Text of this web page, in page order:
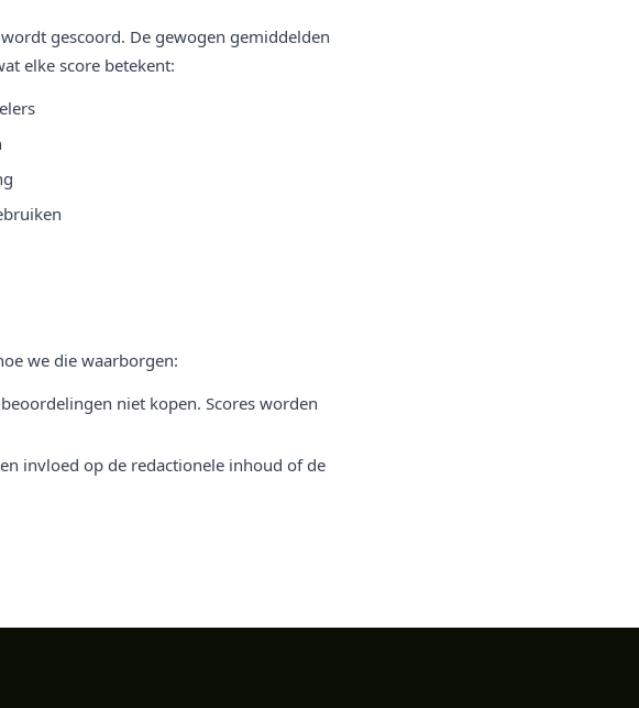
gescoord. De gewogen gemiddelden
elke score betekent:
we die waarborgen:
niet kopen. Scores worden
invloed op de redactionele inhoud of de